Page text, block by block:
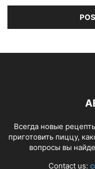
Всегда новые
приготовить пиццу,
вопросы вы
Contact us: